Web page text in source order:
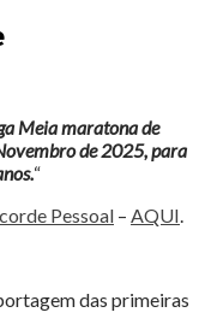
Meia maratona de
de 2025, para
“
Pessoal – AQUI.
das primeiras